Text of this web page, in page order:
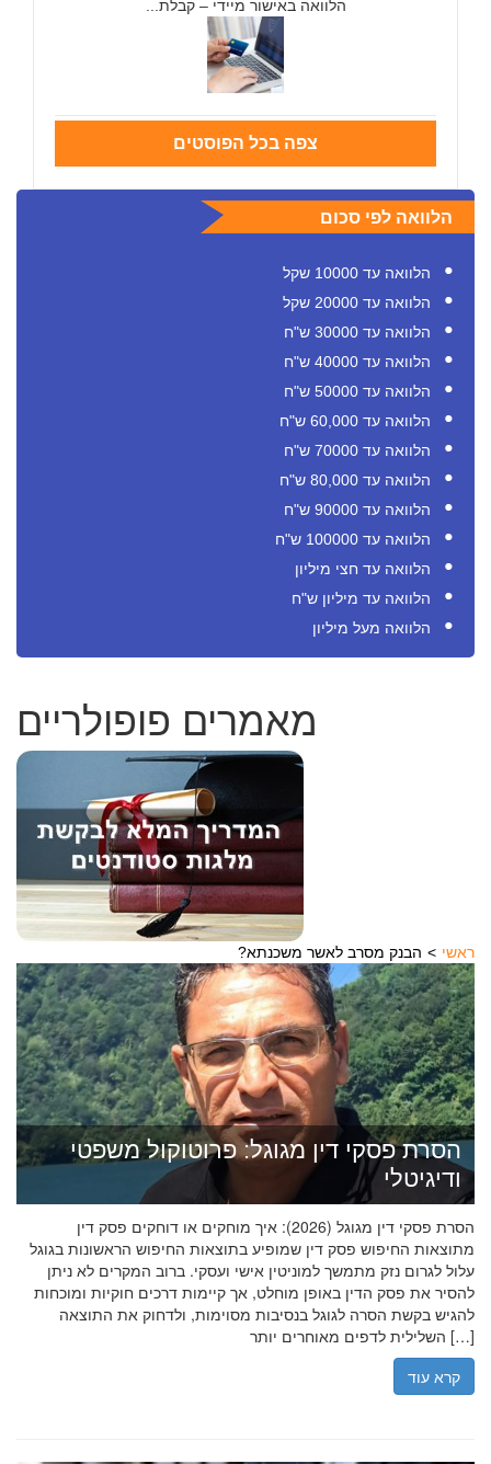
הלוואה באישור מיידי – קבלת...
צפה בכל הפוסטים
הלוואה לפי סכום
הלוואה עד 10000 שקל
הלוואה עד 20000 שקל
הלוואה עד 30000 ש"ח
הלוואה עד 40000 ש"ח
הלוואה עד 50000 ש"ח
הלוואה עד 60,000 ש"ח
הלוואה עד 70000 ש"ח
הלוואה עד 80,000 ש"ח
הלוואה עד 90000 ש"ח
הלוואה עד 100000 ש"ח
הלוואה עד חצי מיליון
הלוואה עד מיליון ש"ח
הלוואה מעל מיליון
מאמרים פופולריים
ראשי ?הבנק מסרב לאשר משכנתא
הסרת פסקי דין מגוגל: פרוטוקול משפטי
ודיגיטלי
הסרת פסקי דין מגוגל (2026): איך מוחקים או דוחקים פסק דין
מתוצאות החיפוש פסק דין שמופיע בתוצאות החיפוש הראשונות בגוגל
עלול לגרום נזק מתמשך למוניטין אישי ועסקי. ברוב המקרים לא ניתן
להסיר את פסק הדין באופן מוחלט, אך קיימות דרכים חוקיות ומוכחות
להגיש בקשת הסרה לגוגל בנסיבות מסוימות, ולדחוק את התוצאה
השלילית לדפים מאוחרים יותר […]
קרא עוד